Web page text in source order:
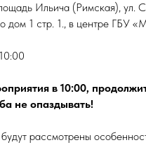
Ильича (Римская), ул.
дом 1 стр. 1., в центре ГБУ
в 10:00,
не опаздывать!
рассмотрены